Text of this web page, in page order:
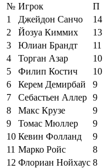
№ Игрок
П
1
Джейдон Санчо
14
2
Йозуа Киммих
13
3
Юлиан Брандт
11
4
Торган Азар
10
5
Филип Костич
10
6
Керем Демирбай
9
7
Себастьен Аллер 9
8
Макс Крузе
9
9
Томас Мюллер
9
10 Кевин Фолланд
9
11 Марко Ройс
8
12 Флориан Нойхаус 8